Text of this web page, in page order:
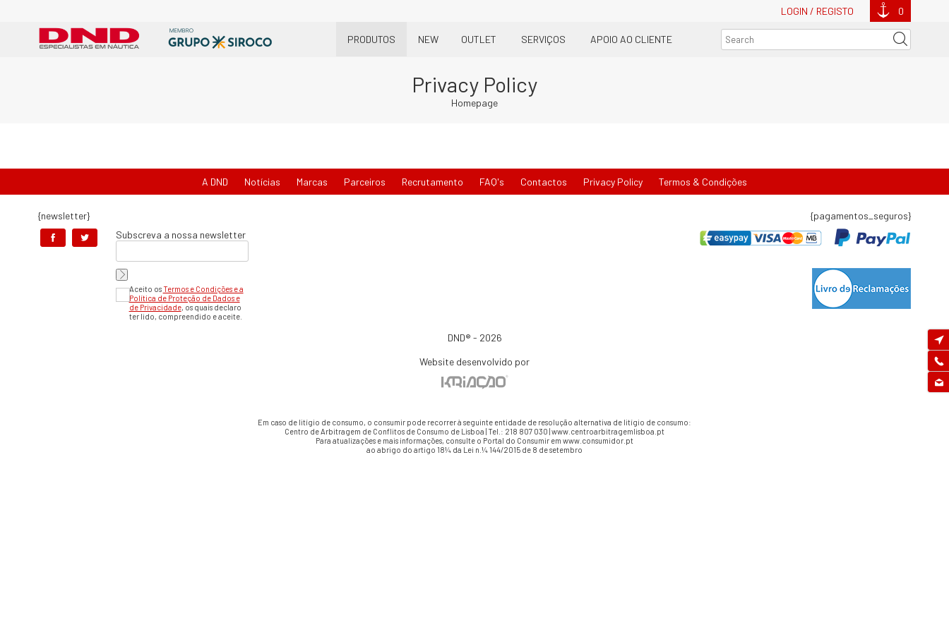
LOGIN / REGISTO 0
PRODUTOS NEW OUTLET SERVIÇOS APOIO AO CLIENTE
Privacy Policy
Homepage
A DND Notícias Marcas Parceiros Recrutamento FAQ's Contactos Privacy Policy Termos & Condições
{newsletter}
Subscreva a nossa newsletter
Aceito osTermos e Condições e a
Política de Proteção de Dados e
de Privacidade, os quais declaro
ter lido, compreendido e aceite.
{pagamentos_seguros}
DND® - 2026
Website desenvolvido por
Em caso de litígio de consumo, o consumir pode recorrer à seguinte entidade de resolução alternativa de litígio de consumo:
Centro de Arbitragem de Conflitos de Consumo de Lisboa | Tel.: 218 807 030 | www.centroarbitragemlisboa.pt
Para atualizações e mais informações, consulte o Portal do Consumir em www.consumidor.pt
ao abrigo do artigo 18¼ da Lei n.¼ 144/2015 de 8 de setembro